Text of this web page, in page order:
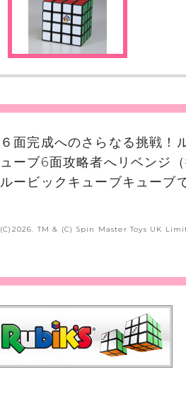
６面完成へのさらなる挑戦！
ューブ6面攻略者へリベンジ
ルービックキューブキューブ
(C)2026. TM & (C) Spin Master Toys UK